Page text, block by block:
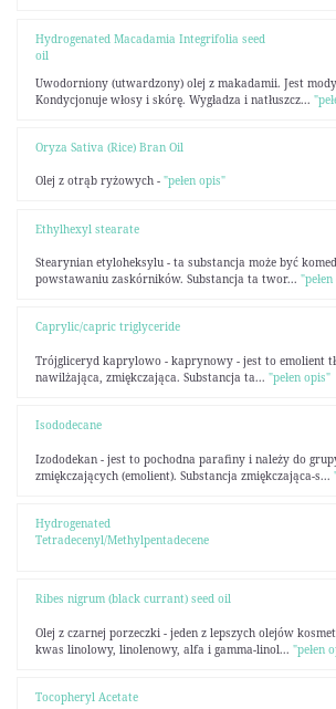
Hydrogenated Macadamia Integrifolia seed
oil
Uwodorniony (utwardzony) olej z makadamii. Jest
Kondycjonuje włosy i skórę. Wygładza i natłuszcz...
Oryza Sativa (Rice) Bran Oil
Olej z otrąb ryżowych - "pełen opis"
Ethylhexyl stearate
Stearynian etyloheksylu - ta substancja może być
powstawaniu zaskórników. Substancja ta twor...
Caprylic/capric triglyceride
Trójgliceryd kaprylowo - kaprynowy - jest to emolient
nawilżająca, zmiękczająca. Substancja ta... "pełen opis"
Isododecane
Izododekan - jest to pochodna parafiny i należy do
zmiękczających (emolient). Substancja zmiękczająca-s...
Hydrogenated
Tetradecenyl/Methylpentadecene
Ribes nigrum (black currant) seed oil
Olej z czarnej porzeczki - jeden z lepszych olejów
kwas linolowy, linolenowy, alfa i gamma-linol... "pełen
Tocopheryl Acetate